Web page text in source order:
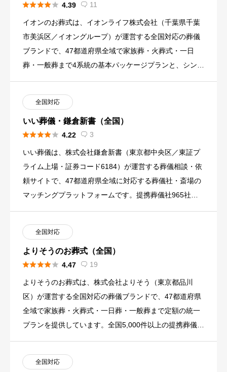
 4.39  11
イオンのお葬式は、イオンライフ株式会社（千葉県千葉
市美浜区／イオングループ）が運営する全国対応の葬儀
ブランドで、47都道府県全域で家族葬・火葬式・一日
葬・一般葬まで4系統の基本パッケージプランと、シンプ
全国対応
いい葬儀・鎌倉新書（全国）
 4.22  3
いい葬儀は、株式会社鎌倉新書（東京都中央区／東証プ
ライム上場・証券コード6184）が運営する葬儀相談・依
頼サイトで、47都道府県全域に対応する葬儀社・斎場の
マッチングプラットフォームです。提携葬儀社965社・
全国対応
よりそうのお葬式（全国）
 4.47  19
よりそうのお葬式は、株式会社よりそう（東京都品川
区）が運営する全国対応の葬儀ブランドで、47都道府県
全域で家族葬・火葬式・一日葬・一般葬まで定額の統一
プランを提供しています。全国5,000件以上の提携葬儀施
全国対応